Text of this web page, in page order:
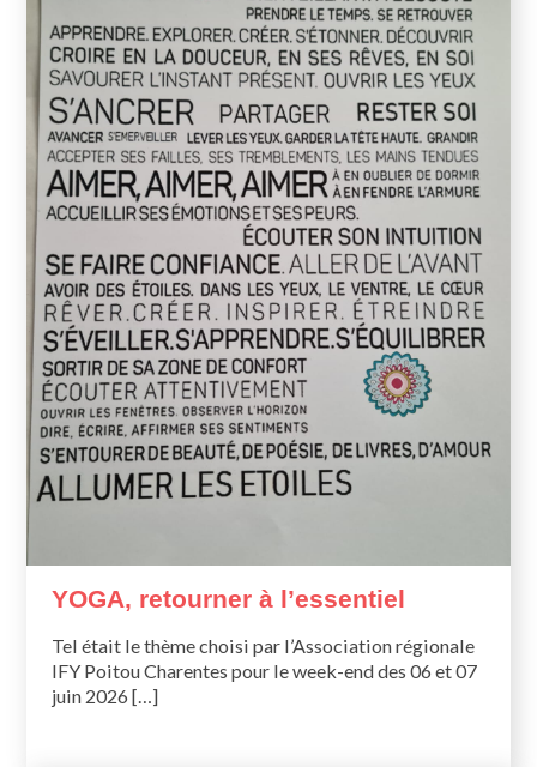
YOGA, retourner à l’essentiel
Tel était le thème choisi par l’Association régionale
IFY Poitou Charentes pour le week-end des 06 et 07
juin 2026 […]